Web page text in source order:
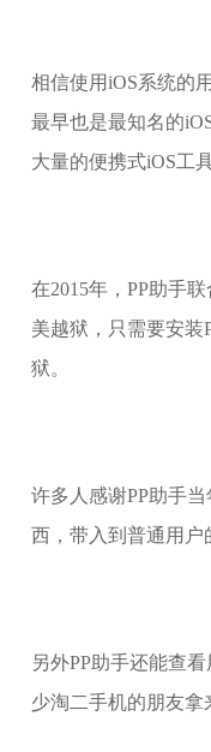
相信使用iOS系统的
最早也是最知名的
大量的便携式iOS工具
在2015年，PP助手
美越狱，只需要安装
狱。
许多人感谢PP助手
西，带入到普通用户
另外PP助手还能查
少淘二手机的朋友拿